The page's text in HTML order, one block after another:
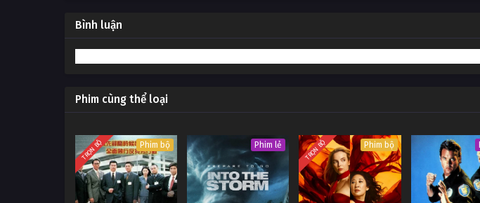
Bình luận
Phim cùng thể loại
TRỌN BỘ Phim bộ Phim lẻ TRỌN BỘ Phim bộ